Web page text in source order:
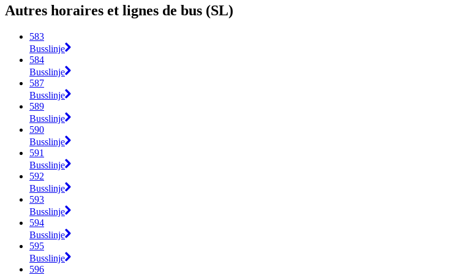
Autres horaires et lignes de bus (SL)
583
Busslinje
584
Busslinje
587
Busslinje
589
Busslinje
590
Busslinje
591
Busslinje
592
Busslinje
593
Busslinje
594
Busslinje
595
Busslinje
596